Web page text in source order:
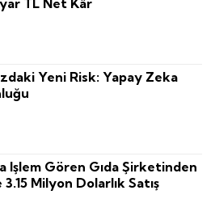
TL Net Kâr
Yeni Risk: Yapay Zeka
Işlem Gören Gıda Şirketinden
Milyon Dolarlık Satış